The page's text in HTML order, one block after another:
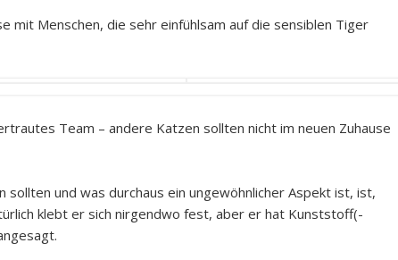
mit Menschen, die sehr einfühlsam auf die sensiblen Tiger
Team – andere Katzen sollten nicht im neuen Zuhause
und was durchaus ein ungewöhnlicher Aspekt ist, ist,
klebt er sich nirgendwo fest, aber er hat Kunststoff(-